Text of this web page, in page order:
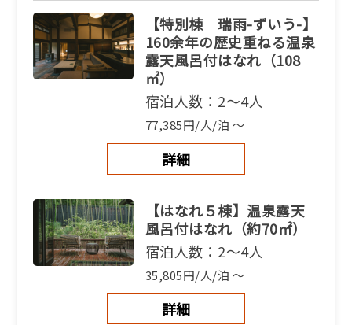
【特別棟 瑞雨-ずいう-】
160余年の歴史重ねる温泉
露天風呂付はなれ（108
㎡）
宿泊人数：2～4人
77,385円/人/泊 ～
詳細
【はなれ５棟】温泉露天
風呂付はなれ（約70㎡）
宿泊人数：2～4人
35,805円/人/泊 ～
詳細